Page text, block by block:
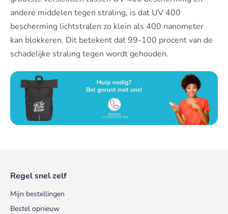
andere middelen tegen straling, is dat UV 400
bescherming lichtstralen zo klein als 400 nanometer
kan blokkeren. Dit betekent dat 99-100 procent van de
schadelijke straling tegen wordt gehouden.
Regel snel zelf
Mijn bestellingen
Bestel opnieuw